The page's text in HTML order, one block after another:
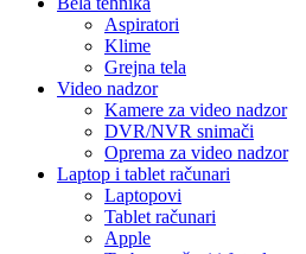
Aspiratori
Klime
Grejna tela
Video nadzor
Kamere za video nadzor
DVR/NVR snimači
Oprema za video nadzor
Laptop i tablet računari
Laptopovi
Tablet računari
Apple